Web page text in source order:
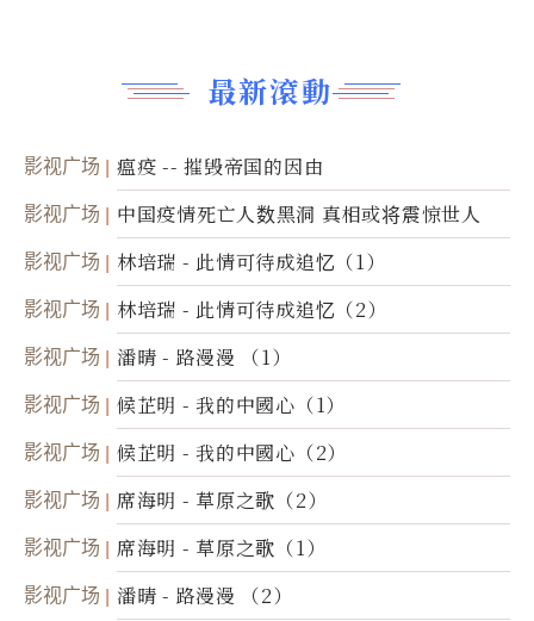
最新滾動
影视广场 瘟疫 -- 摧毁帝国的因由
影视广场 中国疫情死亡人数黑洞 真相或将震惊世人
影视广场 林培瑞 - 此情可待成追忆（1）
影视广场 林培瑞 - 此情可待成追忆（2）
影视广场 潘晴 - 路漫漫 （1）
影视广场 候芷明 - 我的中國心（1）
影视广场 候芷明 - 我的中國心（2）
影视广场 席海明 - 草原之歌（2）
影视广场 席海明 - 草原之歌（1）
影视广场 潘晴 - 路漫漫 （2）